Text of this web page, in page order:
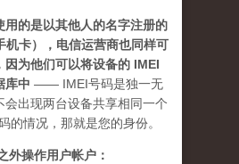
用的是以其他人的名字注册的
机卡），电信运营商也同样可
因为他们可以将设备的 IMEI
库中 —— IMEI号码是独一无
会出现两台设备共享相同一个
的情况，那就是您的身份。
外操作用户帐户：